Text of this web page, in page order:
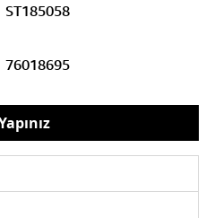
ST185058
76018695